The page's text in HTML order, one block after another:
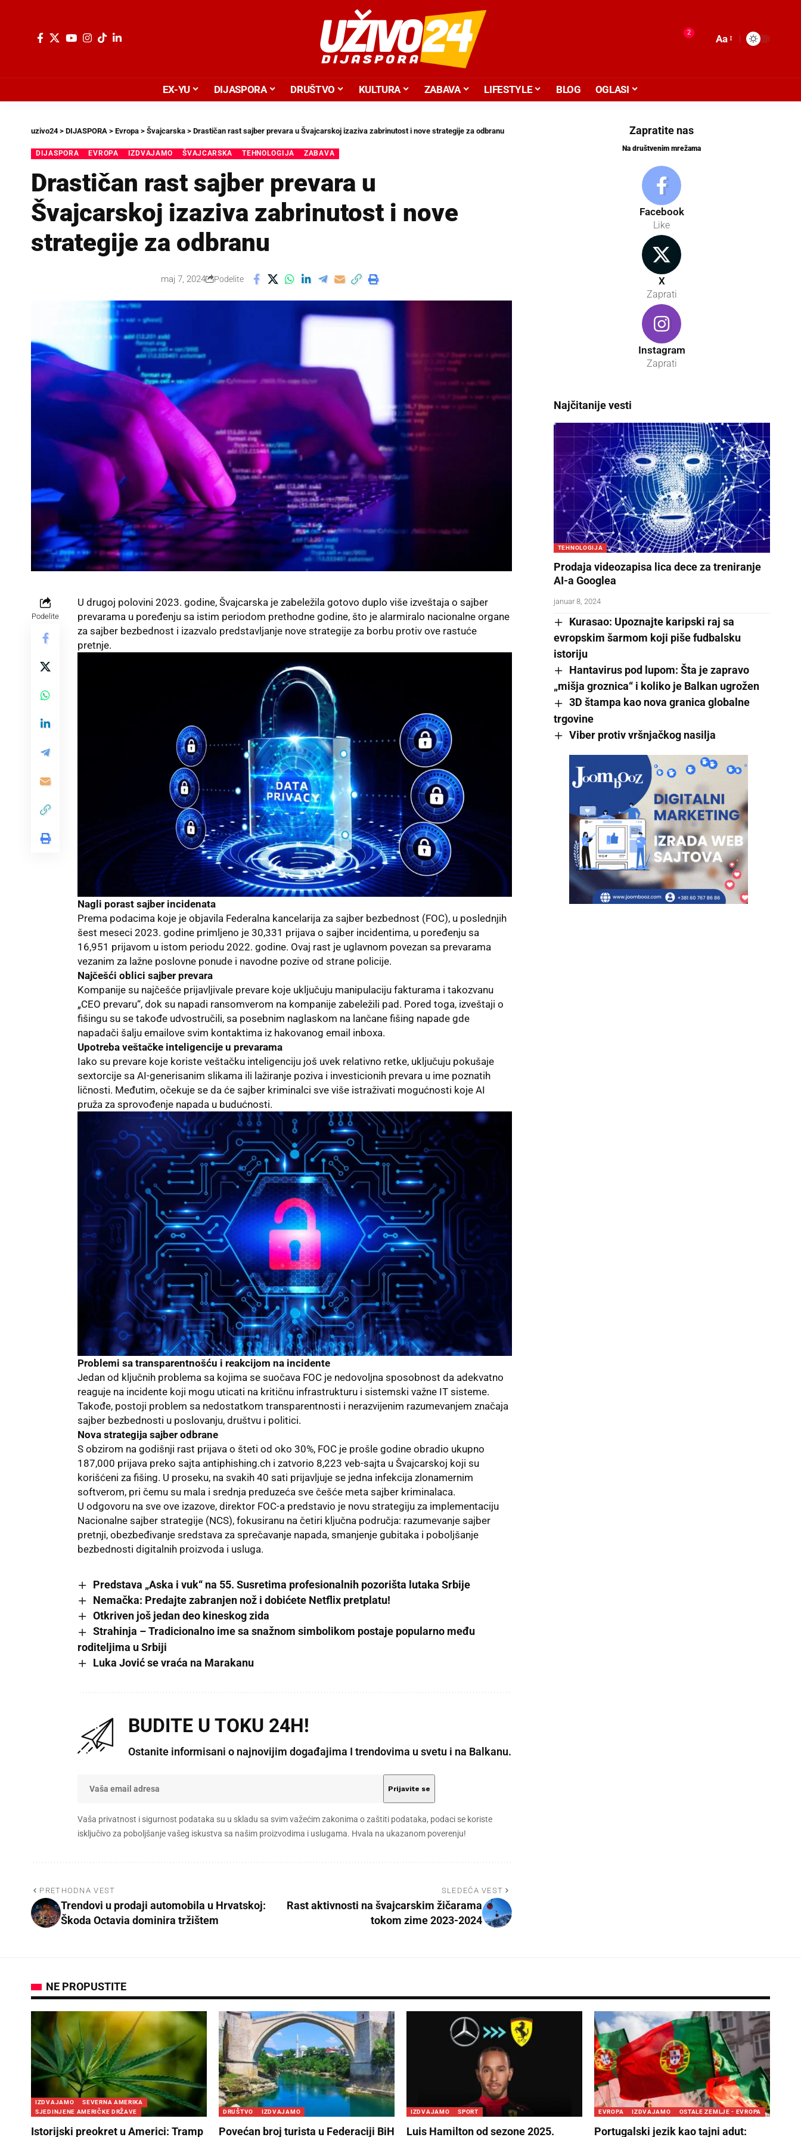
2
Aa
EX-YU DIJASPORA DRUŠTVO KULTURA ZABAVA LIFESTYLE BLOG OGLASI
uzivo24> DIJASPORA > Evropa > Švajcarska > Drastičan rast sajber prevara u Švajcarskoj izaziva zabrinutost i nove strategije za odbranu
DIJASPORA EVROPA IZDVAJAMO ŠVAJCARSKA TEHNOLOGIJA ZABAVA
Drastičan rast sajber prevara u
Švajcarskoj izaziva zabrinutost i nove
strategije za odbranu
maj 7, 2024 Podelite
Podelite
U drugoj polovini 2023. godine, Švajcarska je zabeležila gotovo duplo više izveštaja o sajber
prevarama u poređenju sa istim periodom prethodne godine, što je alarmiralo nacionalne organe
za sajber bezbednost i izazvalo predstavljanje nove strategije za borbu protiv ove rastuće
pretnje.
Nagli porast sajber incidenata
Prema podacima koje je objavila Federalna kancelarija za sajber bezbednost (FOC), u poslednjih
šest meseci 2023. godine primljeno je 30,331 prijava o sajber incidentima, u poređenju sa
16,951 prijavom u istom periodu 2022. godine. Ovaj rast je uglavnom povezan sa prevarama
vezanim za lažne poslovne ponude i navodne pozive od strane policije.
Najčešći oblici sajber prevara
Kompanije su najčešće prijavljivale prevare koje uključuju manipulaciju fakturama i takozvanu
„CEO prevaru“, dok su napadi ransomverom na kompanije zabeležili pad. Pored toga, izveštaji o
fišingu su se takođe udvostručili, sa posebnim naglaskom na lančane fišing napade gde
napadači šalju emailove svim kontaktima iz hakovanog email inboxa.
Upotreba veštačke inteligencije u prevarama
Iako su prevare koje koriste veštačku inteligenciju još uvek relativno retke, uključuju pokušaje
sextorcije sa AI-generisanim slikama ili lažiranje poziva i investicionih prevara u ime poznatih
ličnosti. Međutim, očekuje se da će sajber kriminalci sve više istraživati mogućnosti koje AI
pruža za sprovođenje napada u budućnosti.
Problemi sa transparentnošću i reakcijom na incidente
Jedan od ključnih problema sa kojima se suočava FOC je nedovoljna sposobnost da adekvatno
reaguje na incidente koji mogu uticati na kritičnu infrastrukturu i sistemski važne IT sisteme.
Takođe, postoji problem sa nedostatkom transparentnosti i nerazvijenim razumevanjem značaja
sajber bezbednosti u poslovanju, društvu i politici.
Nova strategija sajber odbrane
S obzirom na godišnji rast prijava o šteti od oko 30%, FOC je prošle godine obradio ukupno
187,000 prijava preko sajta antiphishing.ch i zatvorio 8,223 veb-sajta u Švajcarskoj koji su
korišćeni za fišing. U proseku, na svakih 40 sati prijavljuje se jedna infekcija zlonamernim
softverom, pri čemu su mala i srednja preduzeća sve češće meta sajber kriminalaca.
U odgovoru na sve ove izazove, direktor FOC-a predstavio je novu strategiju za implementaciju
Nacionalne sajber strategije (NCS), fokusiranu na četiri ključna područja: razumevanje sajber
pretnji, obezbeđivanje sredstava za sprečavanje napada, smanjenje gubitaka i poboljšanje
bezbednosti digitalnih proizvoda i usluga.
Predstava „Aska i vuk“ na 55. Susretima profesionalnih pozorišta lutaka Srbije
Nemačka: Predajte zabranjen nož i dobićete Netflix pretplatu!
Otkriven još jedan deo kineskog zida
Strahinja – Tradicionalno ime sa snažnom simbolikom postaje popularno među
roditeljima u Srbiji
Luka Jović se vraća na Marakanu
BUDITE U TOKU 24H!
Ostanite informisani o najnovijim događajima I trendovima u svetu i na Balkanu.
Vaša privatnost i sigurnost podataka su u skladu sa svim važećim zakonima o zaštiti podataka, podaci se koriste
isključivo za poboljšanje vašeg iskustva sa našim proizvodima i uslugama. Hvala na ukazanom poverenju!
PRETHODNA VEST
Trendovi u prodaji automobila u Hrvatskoj:
Škoda Octavia dominira tržištem
SLEDEĆA VEST
Rast aktivnosti na švajcarskim žičarama
tokom zime 2023-2024
Zapratite nas
Na društvenim mrežama
Facebook
Like
X
Zaprati
Instagram
Zaprati
Najčitanije vesti
TEHNOLOGIJA
Prodaja videozapisa lica dece za treniranje
AI-a Googlea
januar 8, 2024
Kurasao: Upoznajte karipski raj sa
evropskim šarmom koji piše fudbalsku
istoriju
Hantavirus pod lupom: Šta je zapravo
„mišja groznica“ i koliko je Balkan ugrožen
3D štampa kao nova granica globalne
trgovine
Viber protiv vršnjačkog nasilja
NE PROPUSTITE
IZDVAJAMO
SEVERNA AMERIKA
SJEDINJENE AMERIČKE DRŽAVE
Istorijski preokret u Americi: Tramp
DRUŠTVO IZDVAJAMO
Povećan broj turista u Federaciji BiH
IZDVAJAMO SPORT
Luis Hamilton od sezone 2025.
EVROPA IZDVAJAMO OSTALE ZEMLJE - EVROPA
Portugalski jezik kao tajni adut: